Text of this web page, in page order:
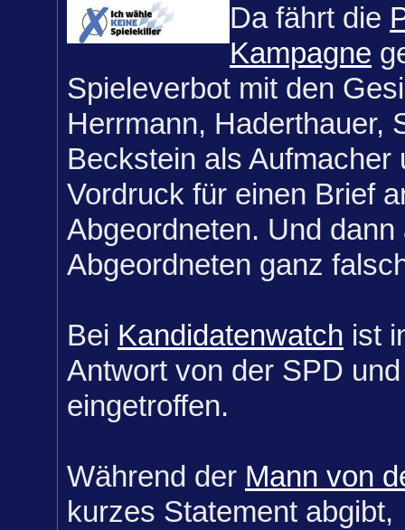
Da fährt die
Kampagne
Spieleverbot mit den
Herrmann, Haderthauer,
Beckstein als Aufmacher
Vordruck für einen Brief
Abgeordneten. Und
Abgeordneten ganz
Bei Kandidatenwatch ist
Antwort von der SPD
eingetroffen.
Während der Mann von
kurzes Statement abgibt,